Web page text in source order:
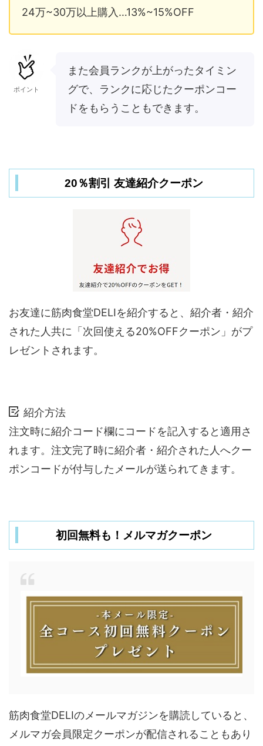
24万~30万以上購入…13%~15%OFF
ポイント
また会員ランクが上がったタイミン
グで、ランクに応じたクーポンコー
ドをもらうこともできます。
20％割引 友達紹介クーポン
お友達に筋肉食堂DELIを紹介すると、紹介者・紹介
された人共に「次回使える20%OFFクーポン」がプ
レゼントされます。
紹介方法
注文時に紹介コード欄にコードを記入すると適用さ
れます。注文完了時に紹介者・紹介された人へクー
ポンコードが付与したメールが送られてきます。
初回無料も！メルマガクーポン
筋肉食堂DELIのメールマガジンを購読していると、
メルマガ会員限定クーポンが配信されることもあり